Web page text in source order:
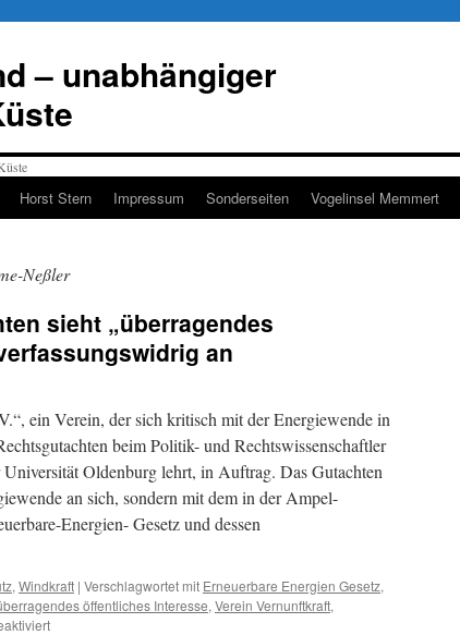
– unabhängiger
Horst Stern Impressum Sonderseiten Vogelinsel Memmert
Neßler
sieht „überragendes
an
ein Verein, der sich kritisch mit der Energiewende in
beim Politik- und Rechtswissenschaftler
Oldenburg lehrt, in Auftrag. Das Gutachten
an sich, sondern mit dem in der Ampel-
Energien- Gesetz und dessen
, Windkraft | Verschlagwortet mit Erneuerbare Energien Gesetz,
öffentliches Interesse, Verein Vernunftkraft,
für